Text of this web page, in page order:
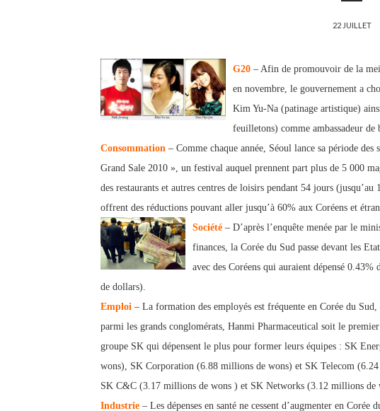
22 JUILLET
G20 – Afin de promouvoir de la
en novembre, le gouvernement a
Kim Yu-Na (patinage artistique)
feuilletons) comme ambassadeur de
Consommation – Comme chaque année, Séoul lance sa période des
Grand Sale 2010 », un festival auquel prennent part plus de 5 000
des restaurants et autres centres de loisirs pendant 54 jours (jusqu’au
offrent des réductions pouvant aller jusqu’à 60% aux Coréens et
Société – D’après l’enquête menée par le
finances, la Corée du Sud passe devant les
avec des Coréens qui auraient dépensé
de dollars).
Emploi – La formation des employés est fréquente en Corée du
parmi les grands conglomérats, Hanmi Pharmaceutical soit le
groupe SK qui dépensent le plus pour former leurs équipes : SK
wons), SK Corporation (6.88 millions de wons) et SK Telecom
SK C&C (3.17 millions de wons ) et SK Networks (3.12 millions de
Industrie – Les dépenses en santé ne cessent d’augmenter en Corée